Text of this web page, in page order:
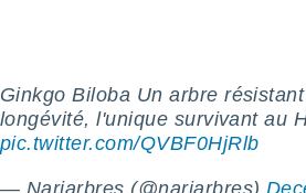
à
notre
Ginkgo Biloba Un arbre
longévité, l'unique survivant au
pic.twitter.com/QVBF0HjRlb
— Nariarbres (@nariarbres)